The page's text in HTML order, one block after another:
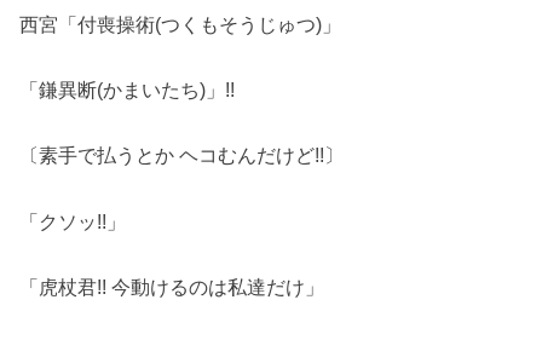
西宮「付喪操術(つくもそうじゅつ)」
「鎌異断(かまいたち)」!!
〔素手で払うとか ヘコむんだけど!!〕
「クソッ!!」
「虎杖君!! 今動けるのは私達だけ」